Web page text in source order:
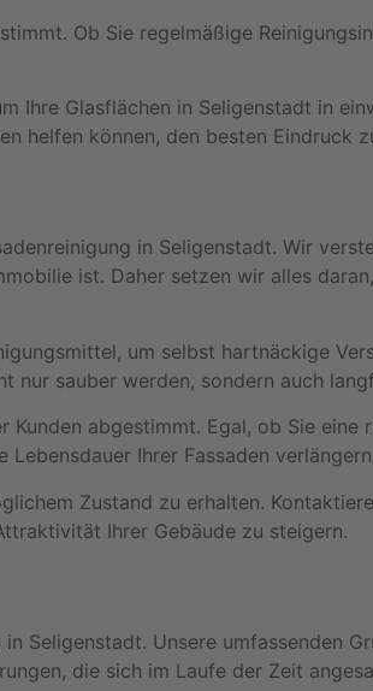
Ob Sie regelmäßige
Ihre Glasflächen in Seligenstadt in
helfen können, den besten Eindruck
in Seligenstadt. Wir
ist. Daher setzen wir alles
um selbst hartnäckige
nur sauber werden, sondern auch
abgestimmt. Egal, ob Sie
Ihrer Fassaden
Zustand zu erhalten.
Ihrer Gebäude zu steigern.
Seligenstadt. Unsere umfassenden
die sich im Laufe der Zeit